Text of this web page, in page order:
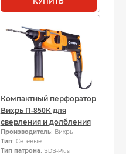
Компактный перфоратор
Вихрь П-850К для
сверления и долбления
Производитель: Вихрь
Тип: Сетевые
Тип патрона: SDS-Plus